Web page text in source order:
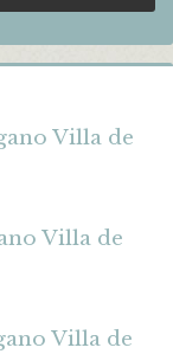
Villa de
Villa de
Villa de